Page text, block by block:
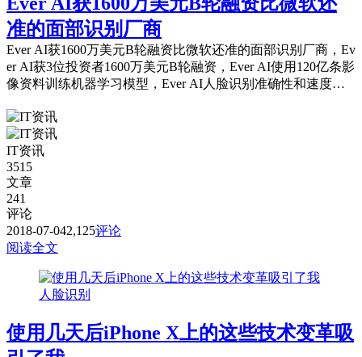
准的面部识别厂商
Ever AI获1600万美元B轮融资比微软还准的面部识别厂商，Ev
er AI获3位投资者1600万美元B轮融资，Ever AI使用120亿条影
像资料训练机器学习模型，Ever AI人脸识别准确性和速度均
IT资讯
3515
文章
241
评论
2018-07-042,125评论
阅读全文
人脸识别
使用几天后iPhone X上的这些技术变革吸